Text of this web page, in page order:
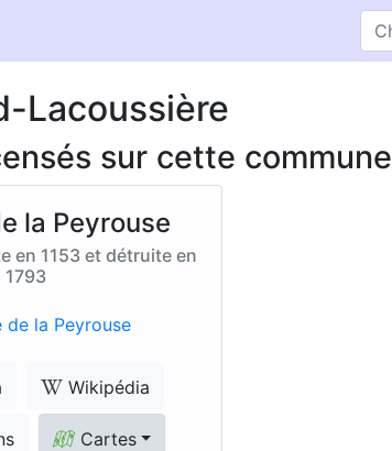
Lacoussière
sur cette commune
la Peyrouse
en 1153 et détruite en
1793
Wikipédia
Cartes